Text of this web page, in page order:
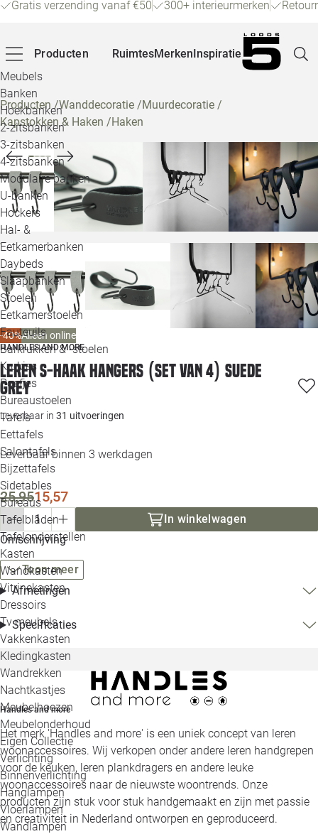
Gratis verzending vanaf €50 300+ interieurmerken
Producten
Meubels
Banken
Hoekbanken
2-zitsbanken
3-zitsbanken
4-zitsbanken
Modulaire banken
U-banken
Hockers
Hal- &
Eetkamerbanken
Daybeds
Slaapbanken
Stoelen
Eetkamerstoelen
Fauteuils
Barkrukken & -stoelen
Krukjes
Poefjes
Bureaustoelen
Tafels
Eettafels
Salontafels
Bijzettafels
Sidetables
Bureaus
Tafelbladen
Tafelonderstellen
Kasten
Wandkasten
Vitrinekasten
Dressoirs
Tv meubels
Vakkenkasten
Kledingkasten
Wandrekken
Nachtkastjes
Meubelhoezen
Meubelonderhoud
Eigen Collectie
Verlichting
Binnenverlichting
Hanglampen
Vloerlampen
Wandlampen
RuimtesMerkenInspiratie
Alle
Producten/Wanddecoratie /Muurdecoratie /
Kapstokken & Haken /Haken
-40%Alleen online
HANDLES AND MORE
Leren S-haak hangers (set van 4) Suede
Grey
Leverbaar in 31 uitvoeringen
Leverbaar binnen 3 werkdagen
25,9515,57
In winkelwagen
Omschrijving
Toon meer
Afmetingen
Specificaties
Handles and more
Het merk 'Handles and more' is een uniek concept van leren
woonaccessoires. Wij verkopen onder andere leren handgrepen
voor de keuken, leren plankdragers en andere leuke
woonaccessoires naar de nieuwste woontrends. Onze
producten zijn stuk voor stuk handgemaakt en zijn met passie
en creativiteit in Nederland ontworpen en geproduceerd.